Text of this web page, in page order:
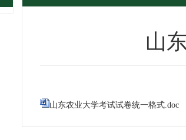
山
山东农业大学考试试卷统一格式.doc